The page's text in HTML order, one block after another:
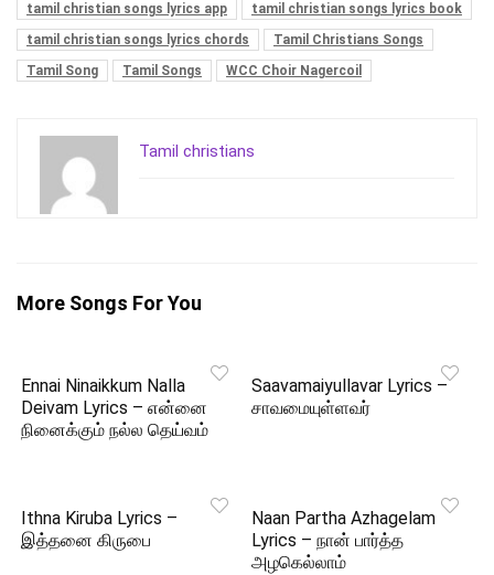
tamil christian songs lyrics app
tamil christian songs lyrics book
tamil christian songs lyrics chords
Tamil Christians Songs
Tamil Song
Tamil Songs WCC Choir Nagercoil
Tamil christians
More Songs For You
Ennai Ninaikkum Nalla
Deivam Lyrics – என்னை
நினைக்கும் நல்ல தெய்வம்
Saavamaiyullavar Lyrics –
சாவமையுள்ளவர்
Ithna Kiruba Lyrics –
இத்தனை கிருபை
Naan Partha Azhagelam
Lyrics – நான் பார்த்த
அழகெல்லாம்